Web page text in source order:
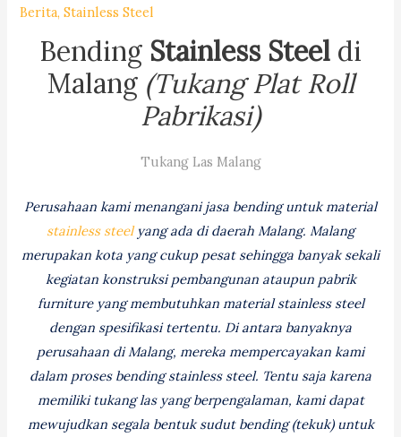
Berita,Stainless Steel
Bending Stainless Steel di
Malang (Tukang Plat Roll
Pabrikasi)
Tukang Las Malang
Perusahaan kami menangani jasa bending untuk material
stainless steelyang ada di daerah Malang. Malang
merupakan kota yang cukup pesat sehingga banyak sekali
kegiatan konstruksi pembangunan ataupun pabrik
furniture yang membutuhkan material stainless steel
dengan spesifikasi tertentu. Di antara banyaknya
perusahaan di Malang, mereka mempercayakan kami
dalam proses bending stainless steel. Tentu saja karena
memiliki tukang las yang berpengalaman, kami dapat
mewujudkan segala bentuk sudut bending (tekuk) untuk